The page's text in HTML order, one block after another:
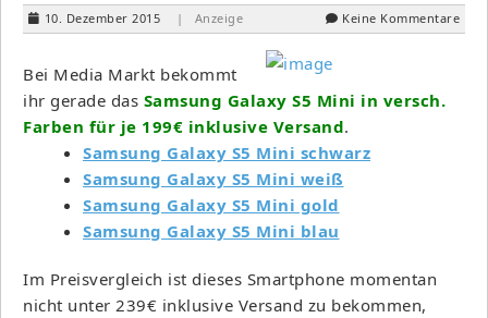
10. Dezember 2015 | Anzeige Keine Kommentare
Bei Media Markt bekommt
ihr gerade das Samsung Galaxy S5 Mini in versch.
Farben für je 199€ inklusive Versand.
Samsung Galaxy S5 Mini schwarz
Samsung Galaxy S5 Mini weiß
Samsung Galaxy S5 Mini gold
Samsung Galaxy S5 Mini blau
Im Preisvergleich ist dieses Smartphone momentan
nicht unter 239€ inklusive Versand zu bekommen,